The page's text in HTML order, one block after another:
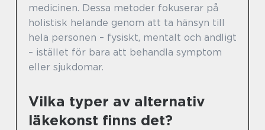
medicinen. Dessa metoder fokuserar på
holistisk helande genom att ta hänsyn till
hela personen – fysiskt, mentalt och andligt
– istället för bara att behandla symptom
eller sjukdomar.
Vilka typer av alternativ
läkekonst finns det?